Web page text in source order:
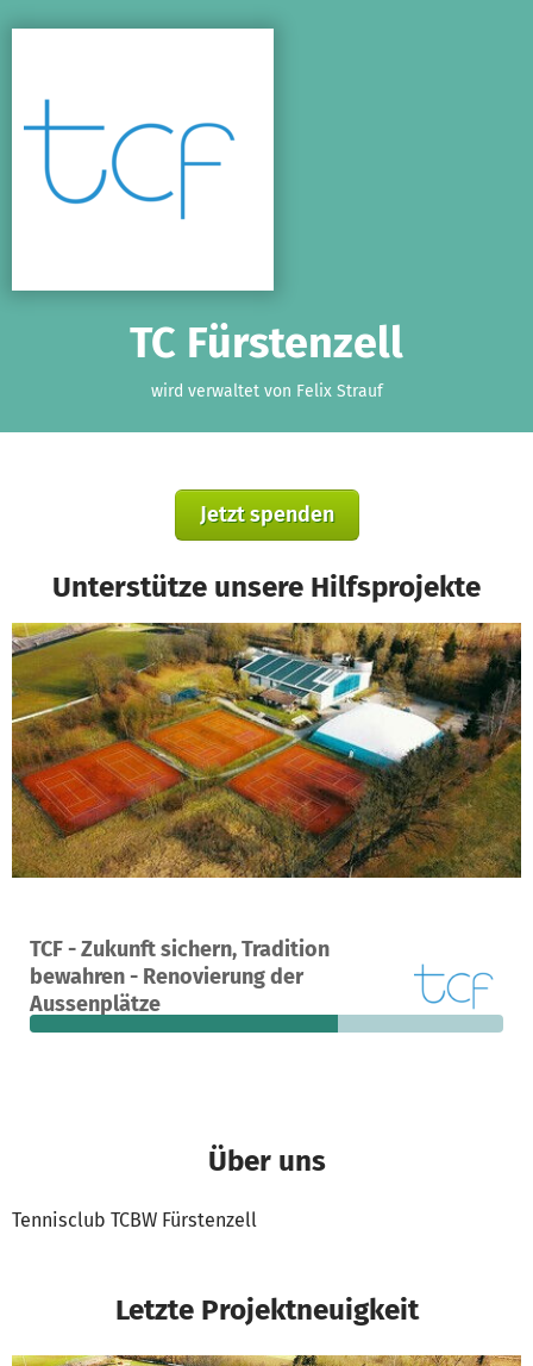
TC Fürstenzell
wird verwaltet von Felix Strauf
Jetzt spenden
Unterstütze unsere Hilfsprojekte
TCF - Zukunft sichern, Tradition
bewahren - Renovierung der
Aussenplätze
Ein Projekt in Fürstenzell, Deutschland
35
Spenden
65 %
finanziert
20.604 €
fehlen noch
Über uns
Tennisclub TCBW Fürstenzell
Letzte Projektneuigkeit